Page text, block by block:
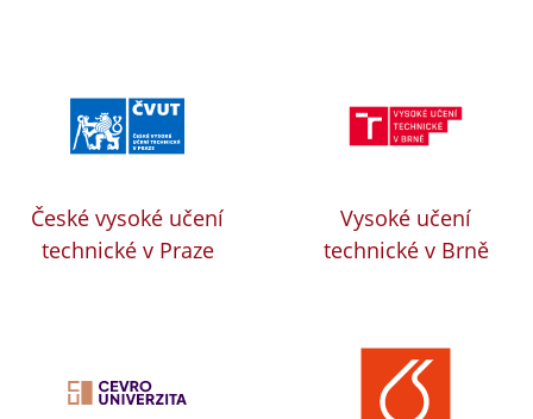
České vysoké učení
technické v Praze
Vysoké učení
technické v Brně